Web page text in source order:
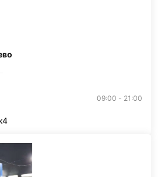
09:00 - 21:00